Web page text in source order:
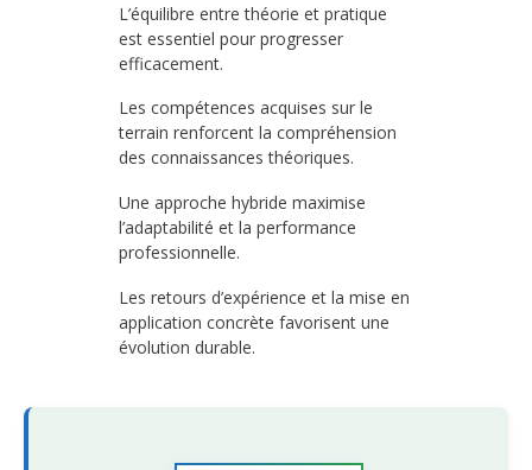
L’équilibre entre théorie et pratique
est essentiel pour progresser
efficacement.
Les compétences acquises sur le
terrain renforcent la compréhension
des connaissances théoriques.
Une approche hybride maximise
l’adaptabilité et la performance
professionnelle.
Les retours d’expérience et la mise en
application concrète favorisent une
évolution durable.